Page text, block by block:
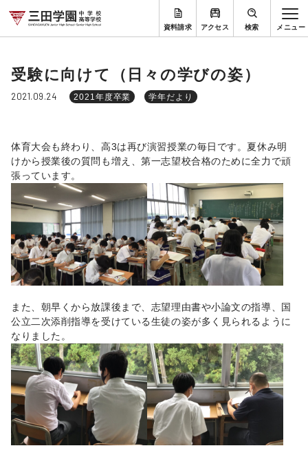
資料請求 アクセス 検索
受験に向けて（日々の学びの姿）
2021.09.24 2021年度卒業 学年だより
体育大会も終わり、高3は再び演習授業の毎日です。夏休み明
けから授業後の質問も増え、第一志望校合格のために全力で頑
張っています。
また、朝早くから放課後まで、志望理由書や小論文の指導、国
公立二次添削指導を受けている生徒の姿が多く見られるように
なりました。